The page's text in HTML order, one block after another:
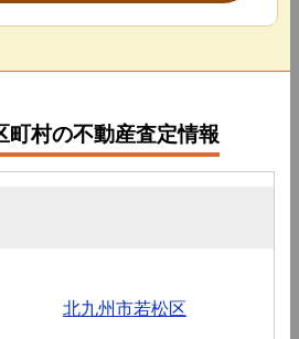
町村の不動産査定情報
北九州市若松区